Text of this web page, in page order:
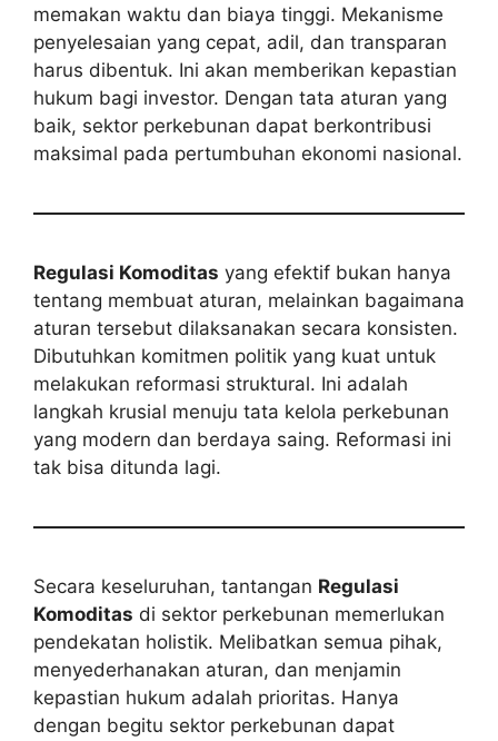
memakan waktu dan biaya tinggi. Mekanisme
penyelesaian yang cepat, adil, dan transparan
harus dibentuk. Ini akan memberikan kepastian
hukum bagi investor. Dengan tata aturan yang
baik, sektor perkebunan dapat berkontribusi
maksimal pada pertumbuhan ekonomi nasional.
Regulasi Komoditas yang efektif bukan hanya
tentang membuat aturan, melainkan bagaimana
aturan tersebut dilaksanakan secara konsisten.
Dibutuhkan komitmen politik yang kuat untuk
melakukan reformasi struktural. Ini adalah
langkah krusial menuju tata kelola perkebunan
yang modern dan berdaya saing. Reformasi ini
tak bisa ditunda lagi.
Secara keseluruhan, tantangan Regulasi
Komoditas di sektor perkebunan memerlukan
pendekatan holistik. Melibatkan semua pihak,
menyederhanakan aturan, dan menjamin
kepastian hukum adalah prioritas. Hanya
dengan begitu sektor perkebunan dapat